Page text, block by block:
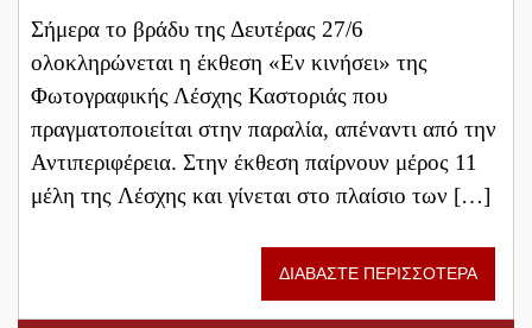
Σήμερα το βράδυ της Δευτέρας 27/6
ολοκληρώνεται η έκθεση «Εν κινήσει» της
Φωτογραφικής Λέσχης Καστοριάς που
πραγματοποιείται στην παραλία, απέναντι από την
Αντιπεριφέρεια. Στην έκθεση παίρνουν μέρος 11
μέλη της Λέσχης και γίνεται στο πλαίσιο των […]
ΔΙΑΒΑΣΤΕ ΠΕΡΙΣΣΟΤΕΡΑ